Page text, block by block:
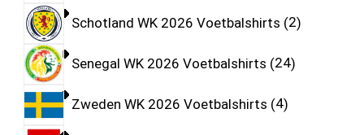
Schotland WK 2026 Voetbalshirts 2
Senegal WK 2026 Voetbalshirts 24
Zweden WK 2026 Voetbalshirts 4